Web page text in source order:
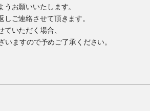
うお願いいたします。
ご連絡させて頂きます。
ていただく場合、
ますので予めご了承ください。